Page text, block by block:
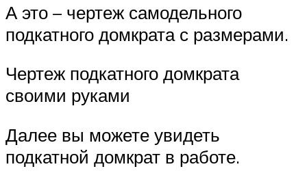
А это – чертеж самодельного
подкатного домкрата с размерами.
Чертеж подкатного домкрата
своими руками
Далее вы можете увидеть
подкатной домкрат в работе.